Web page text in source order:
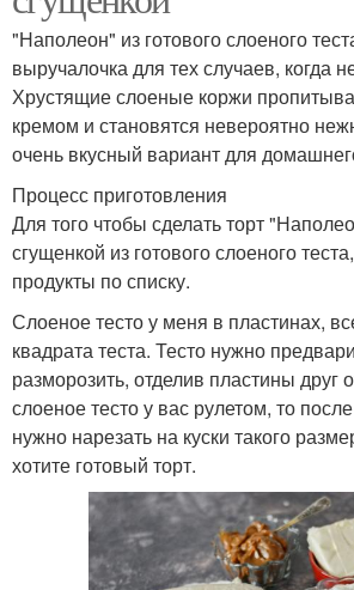
"Наполеон" из готового слоеного
выручалочка для тех случаев, когда
Хрустящие слоеные коржи
кремом и становятся невероятно
очень вкусный вариант для
Процесс приготовления
Для того чтобы сделать торт
сгущенкой из готового слоеного
продукты по списку.
Слоеное тесто у меня в пластинах,
квадрата теста. Тесто нужно
разморозить, отделив пластины друг
слоеное тесто у вас рулетом, то
нужно нарезать на куски такого
хотите готовый торт.